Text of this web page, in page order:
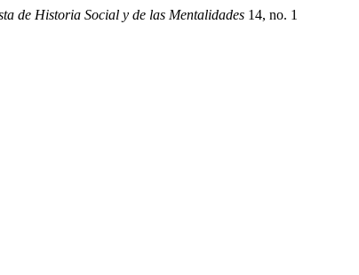
de Historia Social y de las Mentalidades 14, no. 1